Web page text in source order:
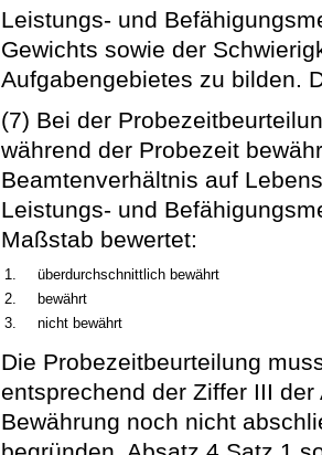
Leistungs- und
Gewichts sowie der
Aufgabengebietes zu bilden.
(7) Bei der
während der Probezeit
Beamtenverhältnis auf
Leistungs- und
Maßstab bewertet:
1.
überdurchschnittlich bewährt
2.
bewährt
3.
nicht bewährt
Die Probezeitbeurteilung
entsprechend der Ziffer III
Bewährung noch nicht